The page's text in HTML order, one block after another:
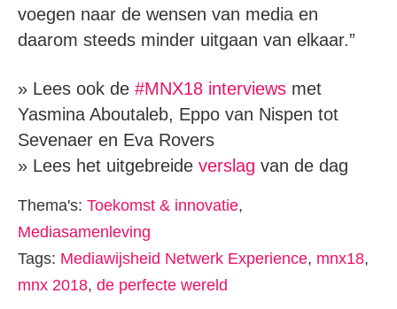
voegen naar de wensen van media en
daarom steeds minder uitgaan van elkaar.”
» Lees ook de #MNX18 interviews met
Yasmina Aboutaleb, Eppo van Nispen tot
Sevenaer en Eva Rovers
» Lees het uitgebreide verslag van de dag
Thema's: Toekomst & innovatie,
Mediasamenleving
Tags: Mediawijsheid Netwerk Experience, mnx18,
mnx 2018, de perfecte wereld